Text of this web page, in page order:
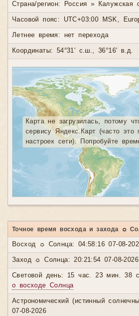
Страна/регион: Россия » Калужская
Часовой пояс: UTC+03:00 MSK,
Летнее время: нет перехода
Координаты: 54°31′ с.ш., 36°16′ в.д.
Карта не загрузилась, потому
сервису Яндекс.Карт (часто это
настроек сети). Попробуйте
Точное время восхода и захода ☼
Восход ☼ Солнца: 04:58:16 07-08-
Заход ☼ Солнца: 20:21:54 07-08-2026
Световой день: 15 час. 23 мин. 38
о восходе Солнца
Астрономический (истинный
07-08-2026